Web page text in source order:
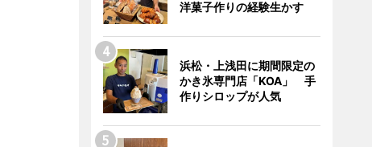
洋菓子作りの経験生かす
浜松・上浅田に期間限定の
かき氷専門店「KOA」 手
作りシロップが人気